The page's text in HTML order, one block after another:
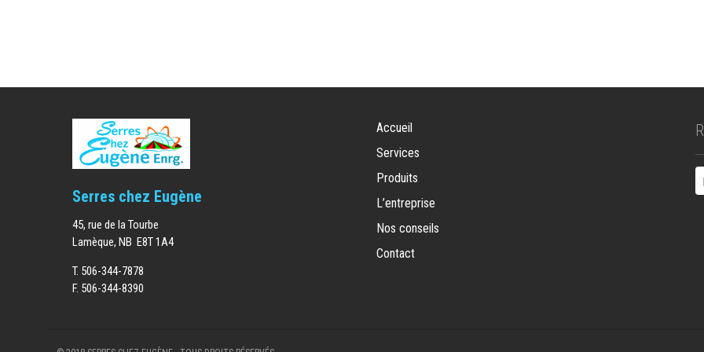
Serres chez Eugène
45, rue de la Tourbe
Lamèque, NB E8T 1A4
T. 506-344-7878
F. 506-344-8390
Accueil
Services
Produits
L’entreprise
Nos conseils
Contact